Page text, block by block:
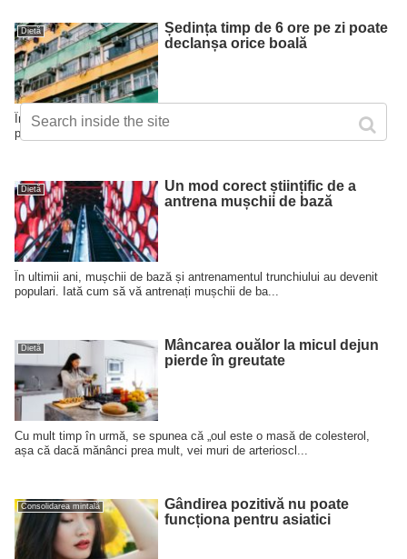
Dietă
Ședința timp de 6 ore pe zi poate
declanșa orice boală
În ultimii ani, biroul permanent a devenit un subiect fierbinte.Motivul
pentru care vorbim atât de mult despre biroul pe...
Dietă
Un mod corect științific de a
antrena mușchii de bază
În ultimii ani, mușchii de bază și antrenamentul trunchiului au devenit
populari. Iată cum să vă antrenați mușchii de ba...
Dietă
Mâncarea ouălor la micul dejun
pierde în greutate
Cu mult timp în urmă, se spunea că „oul este o masă de colesterol,
așa că dacă mănânci prea mult, vei muri de arterioscl...
Consolidarea mintală
Gândirea pozitivă nu poate
funcționa pentru asiatici